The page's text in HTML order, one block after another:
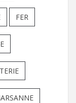
FER